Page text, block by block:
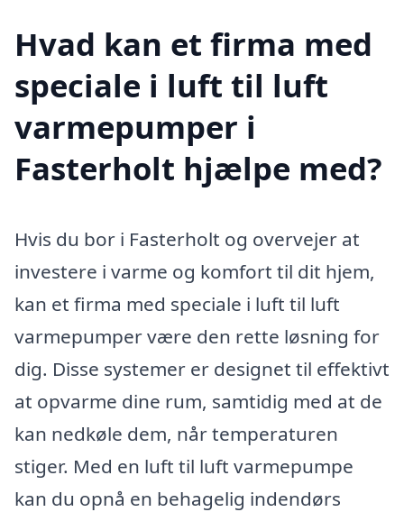
Hvad kan et firma med
speciale i luft til luft
varmepumper i
Fasterholt hjælpe med?
Hvis du bor i Fasterholt og overvejer at
investere i varme og komfort til dit hjem,
kan et firma med speciale i luft til luft
varmepumper være den rette løsning for
dig. Disse systemer er designet til effektivt
at opvarme dine rum, samtidig med at de
kan nedkøle dem, når temperaturen
stiger. Med en luft til luft varmepumpe
kan du opnå en behagelig indendørs